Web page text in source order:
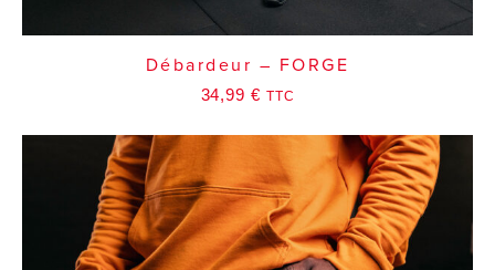
Débardeur – FORGE
34,99 € TTC